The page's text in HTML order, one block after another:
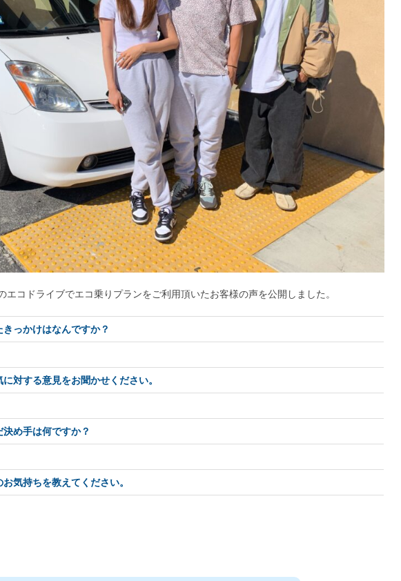
コドライブでエコ乗りプランをご利用頂いたお客様の声を公開しました。
っかけはなんですか？
対する意見をお聞かせください。
め手は何ですか？
気持ちを教えてください。